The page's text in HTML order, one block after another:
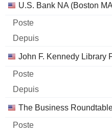
U.S. Bank NA (Boston
John F. Kennedy Library
The Business